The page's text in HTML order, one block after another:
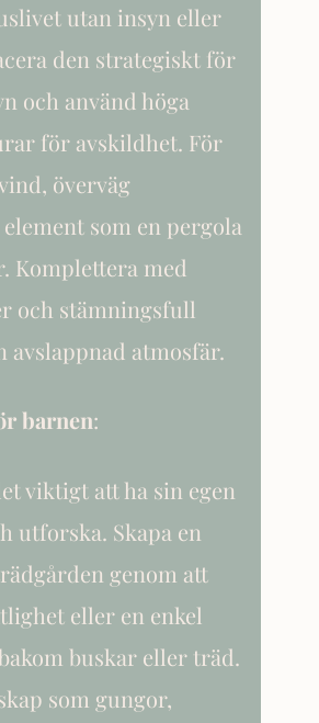
utan insyn eller
den strategiskt för
och använd höga
för avskildhet. För
överväg
som en pergola
Komplettera med
och stämningsfull
avslappnad atmosfär.
barnen:
viktigt att ha sin egen
utforska. Skapa en
genom att
eller en enkel
buskar eller träd.
som gungor,